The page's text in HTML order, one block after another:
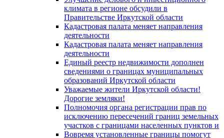
климата в регионе обсудили в
Правительстве Иркутской области
Кадастровая палата меняет направления
деятельности
Кадастровая палата меняет направления
деятельности
Единый реестр недвижимости дополнен
сведениями о границах муниципальных
образований Иркутской области
Уважаемые жители Иркутской области!
Дорогие земляки!
Полномочия органа регистрации прав по
исключению пересечений границ земельных
участков с границами населенных пунктов и
Вовремя установленные границы помогут